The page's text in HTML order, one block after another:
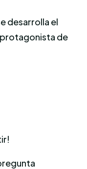
desarrolla el
protagonista de